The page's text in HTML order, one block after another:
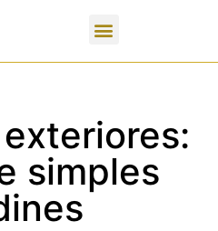
simples